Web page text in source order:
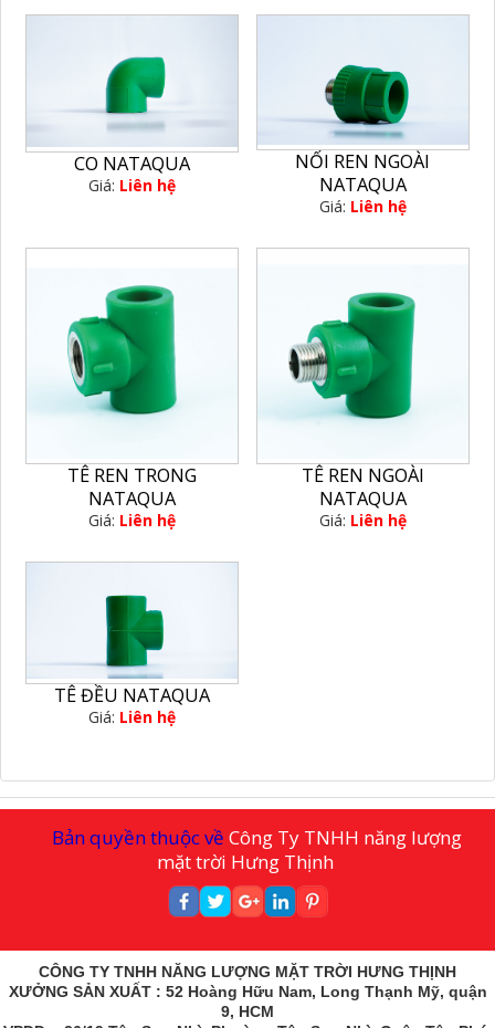
CO NATAQUA
Giá: Liên hệ
NỐI REN NGOÀI
NATAQUA
Giá: Liên hệ
TÊ REN TRONG
NATAQUA
Giá: Liên hệ
TÊ REN NGOÀI
NATAQUA
Giá: Liên hệ
TÊ ĐỀU NATAQUA
Giá: Liên hệ
Bản quyền thuộc về Công Ty TNHH năng lượng
mặt trời Hưng Thịnh
CÔNG TY TNHH NĂNG LƯỢNG MẶT TRỜI HƯNG THỊNH
XƯỞNG SẢN XUẤT : 52 Hoàng Hữu Nam, Long Thạnh Mỹ, quận
9, HCM